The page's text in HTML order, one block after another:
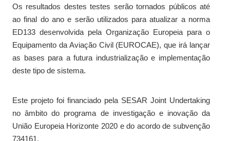
Os resultados destes testes serão tornados públicos até
ao final do ano e serão utilizados para atualizar a norma
ED133 desenvolvida pela Organização Europeia para o
Equipamento da Aviação Civil (EUROCAE), que irá lançar
as bases para a futura industrialização e implementação
deste tipo de sistema.
Este projeto foi financiado pela SESAR Joint Undertaking
no âmbito do programa de investigação e inovação da
União Europeia Horizonte 2020 e do acordo de subvenção
734161.